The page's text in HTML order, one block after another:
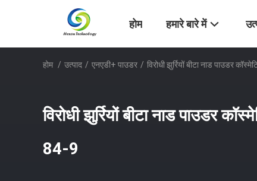
होम हमारे बारे में
होम / उत्पाद / एनएडी+ पाउडर / विरोधी झुर्रियों बीटा नाड पाउडर
विरोधी झुर्रियों बीटा नाड पाउडर
84-9